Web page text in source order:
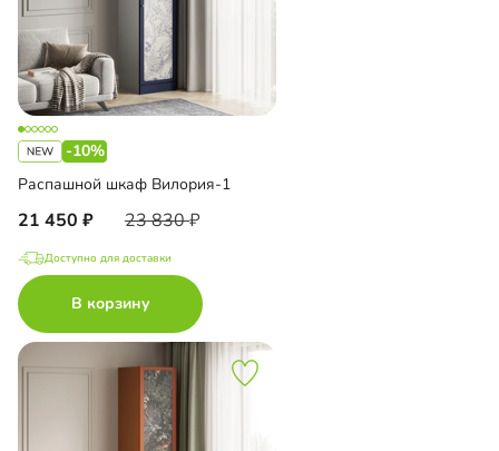
-10%
Распашной шкаф Вилория-1
21 450 23 830
Доступно для доставки
В корзину